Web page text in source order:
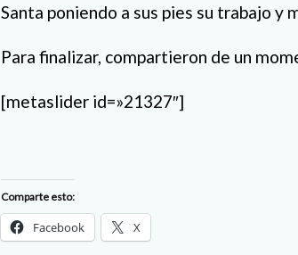
Santa poniendo a sus pies su trabajo y
Para finalizar, compartieron de un
[metaslider id=»21327″]
Comparte esto:
Facebook X